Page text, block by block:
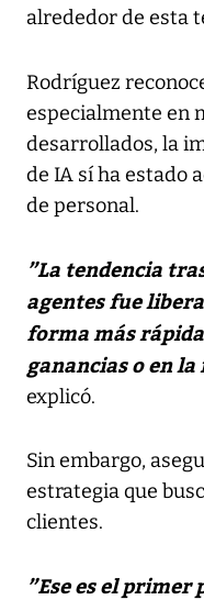
alrededor de esta
Rodríguez
especialmente en
desarrollados, la
de IA sí ha estado
de personal.
”La tendencia
agentes fue
forma más
ganancias o en
explicó.
Sin embargo,
estrategia que
clientes.
”Ese es el